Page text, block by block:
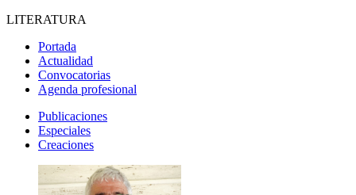
LITERATURA
Portada
Actualidad
Convocatorias
Agenda profesional
Publicaciones
Especiales
Creaciones